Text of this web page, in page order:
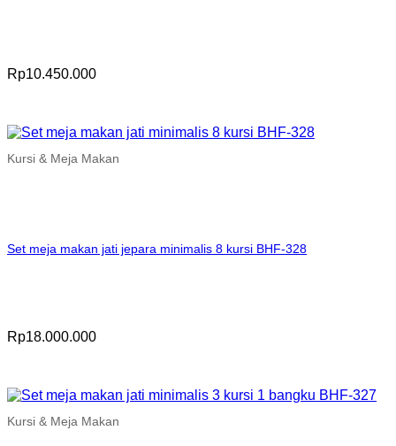
Rp10.450.000
Kursi & Meja Makan
Set meja makan jati jepara minimalis 8 kursi BHF-328
Rp18.000.000
Kursi & Meja Makan